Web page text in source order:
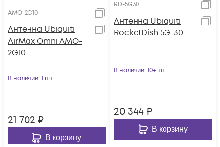
AMO-2G10
Антенна Ubiquiti
AirMax Omni AMO-
2G10
В наличии: 1 шт
21 702 ₽
В корзину
RD-5G30
Антенна Ubiquiti
RocketDish 5G-30
В наличии: 10+ шт
20 344 ₽
В корзину